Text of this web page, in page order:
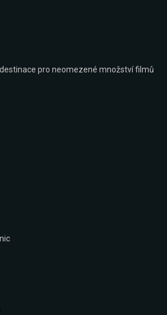
pro neomezené množství filmů